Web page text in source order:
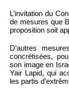
L’invitation du
de mesures que
proposition soit
D’autres
concrétisées,
son image en
Yair Lapid, qui
les partis